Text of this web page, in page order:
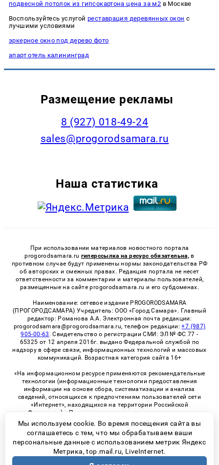
подвесной потолок из гипсокартона цена за м2 в Москве
Воспользуйтесь услугой реставрация деревянных окон с
лучшими условиями
эркерное окно под дерево фото
апарт отель калининград
Размещение рекламы
8 (927) 018-49-24
sales@progorodsamara.ru
Наша статистика
При использовании материалов новостного портала
progorodsamara.ru гиперссылка на ресурс обязательна, в
противном случае будут применены нормы законодательства РФ
об авторских и смежных правах. Редакция портала не несет
ответственности за комментарии и материалы пользователей,
размещенные на сайте progorodsamara.ru и его субдоменах.
Наименование: сетевое издание PROGORODSAMARA
(ПРОГОРОДСАМАРА) Учредитель: ООО «Город Самара». Главный
редактор: Романова А.А. Электронная почта редакции:
progorodsamara@progorodsamara.ru, телефон редакции:+7 (987)
905-00-63 . Свидетельство о регистрации СМИ: ЭЛ № ФС 77 -
65325 от 12 апреля 2016г. выдано Федеральной службой по
надзору в сфере связи, информационных технологий и массовых
коммуникаций. Возрастная категория сайта 16+
«На информационном ресурсе применяются рекомендательные
технологии (информационные технологии предоставления
информации на основе сбора, систематизации и анализа
сведений, относящихся к предпочтениям пользователей сети
«Интернет», находящихся на территории Российской
Федерации)». Правила применения рекомендательных
технологий в виджетах рекламно-обменной сети
«СМИ2» (PDF)
© 2026 «ProGorodSamara» | Все права защищены
Мы используем cookie. Во время посещения сайта вы
соглашаетесь с тем, что мы обрабатываем ваши
персональные данные с использованием метрик Яндекс
Метрика, top.mail.ru, LiveInternet.